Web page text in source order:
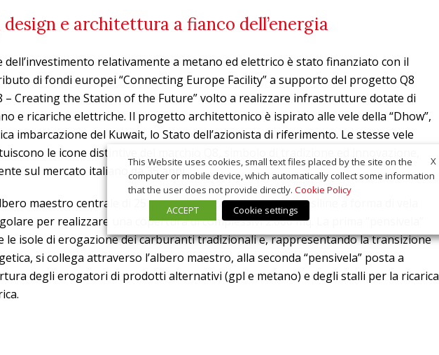
design e architettura a fianco dell’energia
dell’investimento relativamente a metano ed elettrico è stato finanziato con il
di fondi europei “Connecting Europe Facility” a supporto del progetto Q8
– Creating the Station of the Future” volto a realizzare infrastrutture dotate di
e ricariche elettriche. Il progetto architettonico è ispirato alle vele della “Dhow”,
imbarcazione del Kuwait, lo Stato dell’azionista di riferimento. Le stesse vele
le icone distintive del marchio Q8, simbolo di tradizione ed innovazione,
sul mercato italiano da 35 anni.
maestro centrale di 25 metri d’altezza collega due pensiline a forma di vela
per realizzare una copertura di complessivi 2.000 mq. La prima “pensivela”
le isole di erogazione dei carburanti tradizionali e, rappresentando la transizione
si collega attraverso l’albero maestro, alla seconda “pensivela” posta a
degli erogatori di prodotti alternativi (gpl e metano) e degli stalli per la ricarica
X
This Website uses cookies, small text files placed by the site on the
computer or mobile device, which automatically collect some information
that the user does not provide directly. Cookie Policy
ACCEPT
Cookie settings